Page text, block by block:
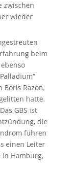
zwischen
wieder
beim
Boris Razon,
hatte.
GBS ist
die
führen
einen Leiter
Hamburg,